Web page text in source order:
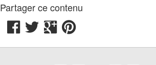
Partager ce contenu